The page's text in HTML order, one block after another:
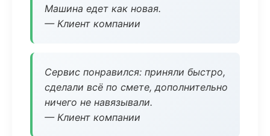
Машина едет как новая.
— Клиент компании
Сервис понравился: приняли быстро,
сделали всё по смете, дополнительно
ничего не навязывали.
— Клиент компании